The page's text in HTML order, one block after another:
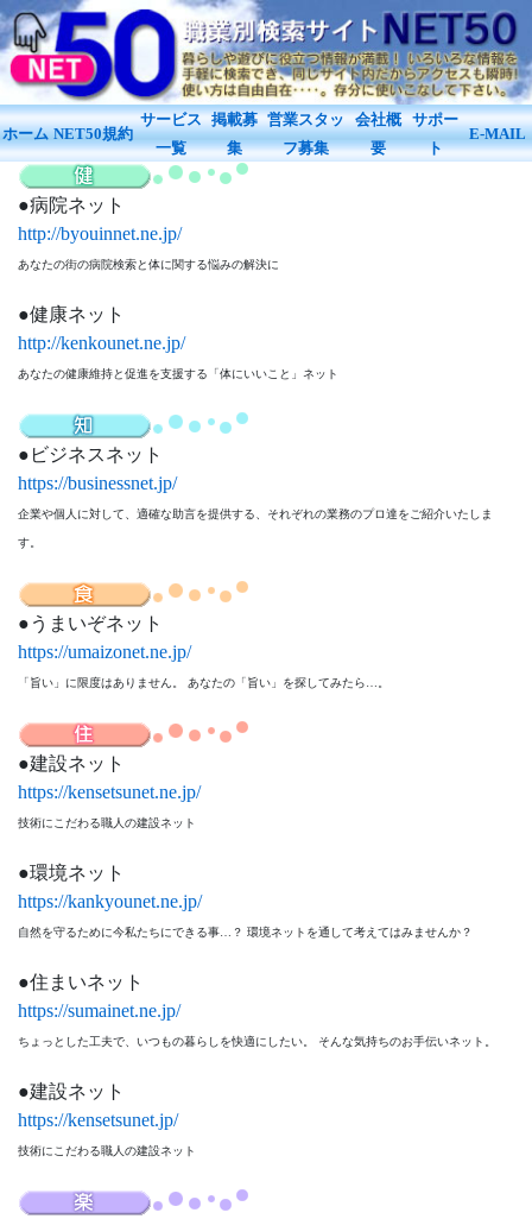
ホーム NET50規約
サービス
一覧
掲載募
集
営業スタッ
フ募集
会社概
要
サポー
ト
E-MAIL
病院ネット
http://byouinnet.ne.jp/
あなたの街の病院検索と体に関する悩みの解決に
健康ネット
http://kenkounet.ne.jp/
あなたの健康維持と促進を支援する「体にいいこと」ネット
ビジネスネット
https://businessnet.jp/
企業や個人に対して、適確な助言を提供する、それぞれの業務のプロ達をご紹介いたしま
す。
うまいぞネット
https://umaizonet.ne.jp/
「旨い」に限度はありません。 あなたの「旨い」を探してみたら…。
建設ネット
https://kensetsunet.ne.jp/
技術にこだわる職人の建設ネット
環境ネット
https://kankyounet.ne.jp/
自然を守るために今私たちにできる事…？ 環境ネットを通して考えてはみませんか？
住まいネット
https://sumainet.ne.jp/
ちょっとした工夫で、いつもの暮らしを快適にしたい。 そんな気持ちのお手伝いネット。
建設ネット
https://kensetsunet.jp/
技術にこだわる職人の建設ネット